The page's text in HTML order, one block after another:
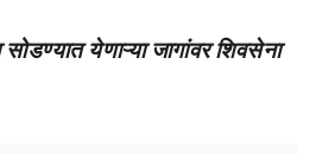
येणाऱ्या जागांवर शिवसेना